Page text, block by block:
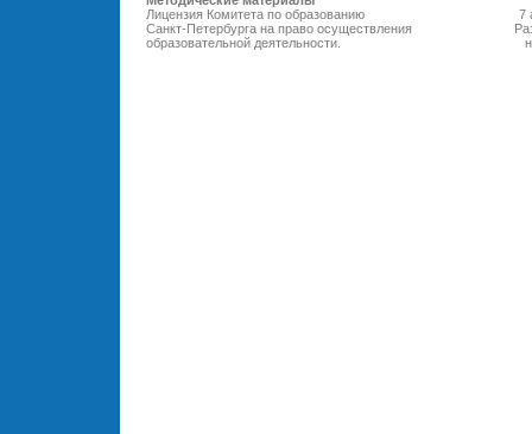
Лицензия Комитета по образованию
Санкт-Петербурга на право осуществления
образовательной деятельности
7